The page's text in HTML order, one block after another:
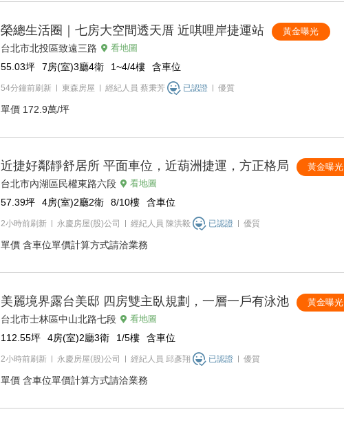
榮總生活圈｜七房大空間透天厝 近唭哩岸捷運站 黃金曝光
台北市北投區致遠三路 看地圖
55.03坪 7房(室)3廳4衛 1~4/4樓 含車位
54分鐘前刷新 東森房屋 經紀人員 蔡秉芳 已認證 優質
單價 172.9萬/坪
近捷好鄰靜舒居所 平面車位，近葫洲捷運，方正格局 黃金曝光
台北市內湖區民權東路六段 看地圖
57.39坪 4房(室)2廳2衛 8/10樓 含車位
2小時前刷新 永慶房屋(股)公司 經紀人員 陳洪毅 已認證 優質
單價 含車位單價計算方式請洽業務
美麗境界露台美邸 四房雙主臥規劃，一層一戶有泳池 黃金曝光
台北市士林區中山北路七段 看地圖
112.55坪 4房(室)2廳3衛 1/5樓 含車位
2小時前刷新 永慶房屋(股)公司 經紀人員 邱彥翔 已認證 優質
單價 含車位單價計算方式請洽業務